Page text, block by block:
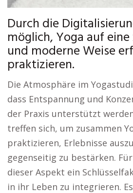
Durch die
möglich, Yoga auf
und moderne Weise
praktizieren.
Die Atmosphäre im
dass Entspannung und
der Praxis unterstützt
treffen sich, um zusammen
praktizieren, Erlebnisse
gegenseitig zu bestärken.
dieser Aspekt ein
in ihr Leben zu integrieren.